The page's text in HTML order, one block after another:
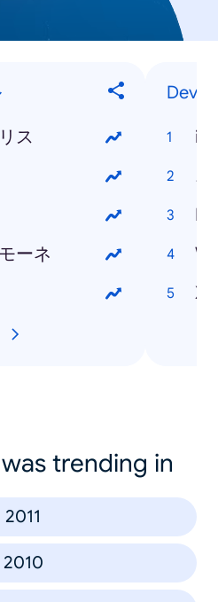
ス
ーネ
ニ
trending in
2011
2010